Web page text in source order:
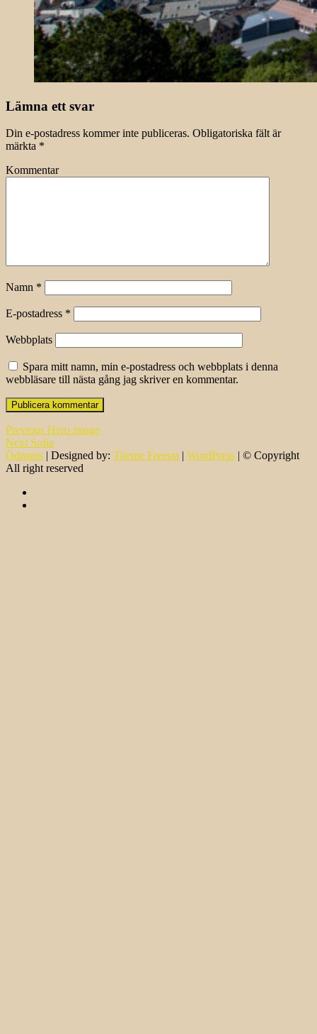
Lämna ett svar
Din e-postadress kommer inte publiceras. Obligatoriska fält är
märkta *
Kommentar
Namn *
E-postadress *
Webbplats
Spara mitt namn, min e-postadress och webbplats i denna
webbläsare till nästa gång jag skriver en kommentar.
Inläggsnavigering
Previous Previous
post:
Hero image
Next Next
post:
Sofia
Ödmans | Designed by: Theme Freesia | WordPress | © Copyright
All right reserved